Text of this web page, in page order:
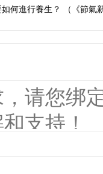
何進行養生？ （《節氣